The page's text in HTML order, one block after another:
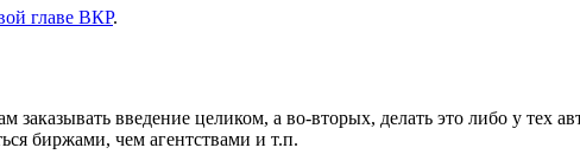
главе ВКР.
введение целиком, а во-вторых, делать это либо у тех
биржами, чем агентствами и т.п.